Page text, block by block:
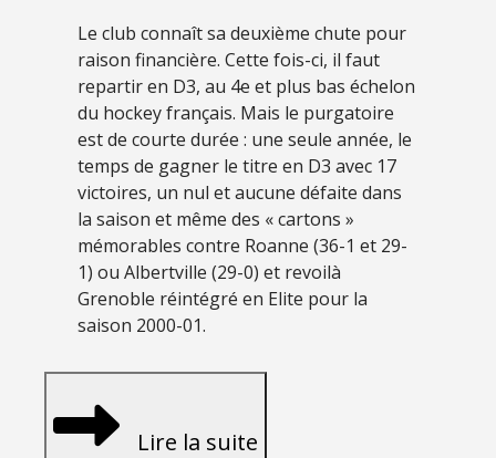
Le club connaît sa deuxième chute pour
raison financière. Cette fois-ci, il faut
repartir en D3, au 4e et plus bas échelon
du hockey français. Mais le purgatoire
est de courte durée : une seule année, le
temps de gagner le titre en D3 avec 17
victoires, un nul et aucune défaite dans
la saison et même des « cartons »
mémorables contre Roanne (36-1 et 29-
1) ou Albertville (29-0) et revoilà
Grenoble réintégré en Elite pour la
saison 2000-01.
Lire la suite